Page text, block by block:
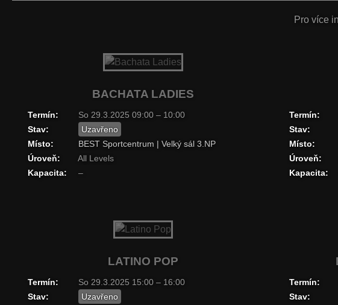
Pro více
BACHATA LADIES
Termín:
So 29.3.2025 09:00 – 10:00
Stav:
Uzavřeno
Místo:
BEST Sportcentrum | Velký sál 3.NP
Úroveň:
All Levels
Kapacita:
–
Termín:
Stav:
Místo:
Úroveň:
Kapacita:
LATINO POP
Termín:
So 29.3.2025 15:00 – 16:00
Stav:
Uzavřeno
Termín:
Stav: